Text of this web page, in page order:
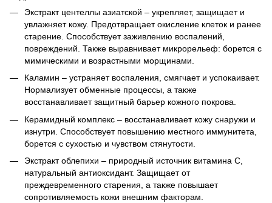
Экстракт центеллы азиатской – укрепляет, защищает и
увлажняет кожу. Предотвращает окисление клеток и ранее
старение. Способствует заживлению воспалений,
повреждений. Также выравнивает микрорельеф: борется с
мимическими и возрастными морщинами.
Каламин – устраняет воспаления, смягчает и успокаивает.
Нормализует обменные процессы, а также
восстанавливает защитный барьер кожного покрова.
Керамидный комплекс – восстанавливает кожу снаружи и
изнутри. Способствует повышению местного иммунитета,
борется с сухостью и чувством стянутости.
Экстракт облепихи – природный источник витамина С,
натуральный антиоксидант. Защищает от
преждевременного старения, а также повышает
сопротивляемость кожи внешним факторам.